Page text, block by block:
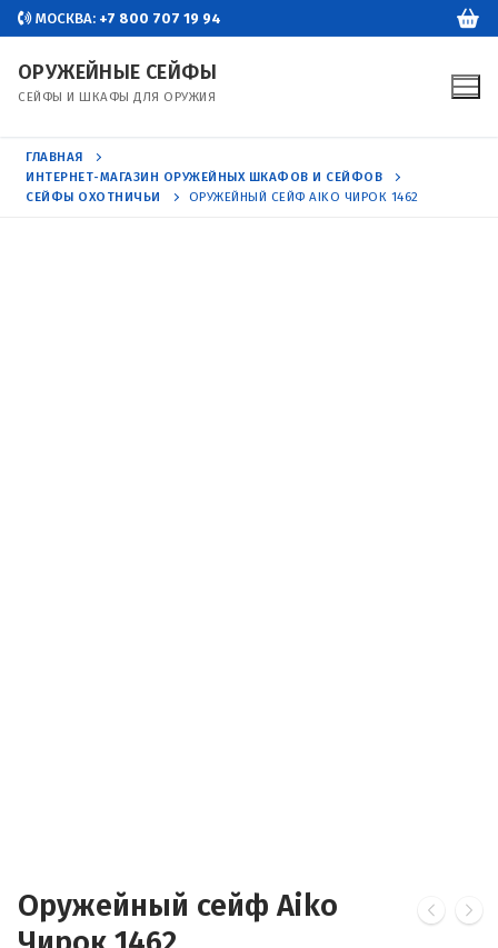
Перейти
содержимому
МОСКВА: +7 800 707 19 94
ОРУЖЕЙНЫЕ СЕЙФЫ
СЕЙФЫ И ШКАФЫ ДЛЯ ОРУЖИЯ
ГЛАВНАЯ
ИНТЕРНЕТ-МАГАЗИН ОРУЖЕЙНЫХ ШКАФОВ И СЕЙФОВ
СЕЙФЫ ОХОТНИЧЬИ
ОРУЖЕЙНЫЙ СЕЙФ AIKO ЧИРОК 1462
Оружейный сейф Aiko